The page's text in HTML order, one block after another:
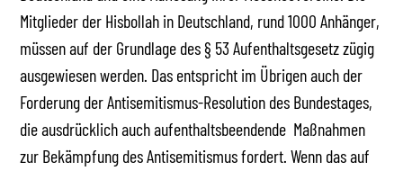
Mitglieder der Hisbollah in Deutschland, rund 1000 Anhänger,
müssen auf der Grundlage des § 53 Aufenthaltsgesetz zügig
ausgewiesen werden. Das entspricht im Übrigen auch der
Forderung der Antisemitismus-Resolution des Bundestages,
die ausdrücklich auch aufenthaltsbeendende Maßnahmen
zur Bekämpfung des Antisemitismus fordert. Wenn das auf